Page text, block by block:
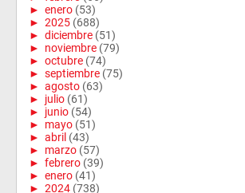
► enero (53)
► 2025 (688)
► diciembre (51)
► noviembre (79)
► octubre (74)
► septiembre (75)
► agosto (63)
► julio (61)
► junio (54)
► mayo (51)
► abril (43)
► marzo (57)
► febrero (39)
► enero (41)
► 2024 (738)